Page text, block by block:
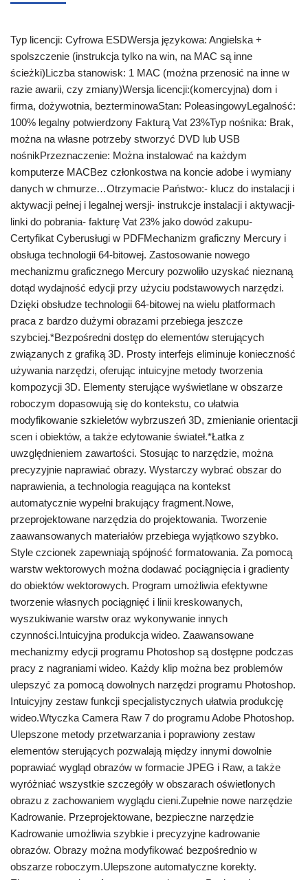
Typ licencji: Cyfrowa ESDWersja językowa: Angielska +
spolszczenie (instrukcja tylko na win, na MAC są inne
ścieżki)Liczba stanowisk: 1 MAC (można przenosić na inne w
razie awarii, czy zmiany)Wersja licencji:(komercyjna) dom i
firma, dożywotnia, bezterminowaStan: PoleasingowyLegalność:
100% legalny potwierdzony Fakturą Vat 23%Typ nośnika: Brak,
można na własne potrzeby stworzyć DVD lub USB
nośnikPrzeznaczenie: Można instalować na każdym
komputerze MACBez członkostwa na koncie adobe i wymiany
danych w chmurze…Otrzymacie Państwo:- klucz do instalacji i
aktywacji pełnej i legalnej wersji- instrukcje instalacji i aktywacji-
linki do pobrania- fakturę Vat 23% jako dowód zakupu-
Certyfikat Cyberusługi w PDFMechanizm graficzny Mercury i
obsługa technologii 64-bitowej. Zastosowanie nowego
mechanizmu graficznego Mercury pozwoliło uzyskać nieznaną
dotąd wydajność edycji przy użyciu podstawowych narzędzi.
Dzięki obsłudze technologii 64-bitowej na wielu platformach
praca z bardzo dużymi obrazami przebiega jeszcze
szybciej.*Bezpośredni dostęp do elementów sterujących
związanych z grafiką 3D. Prosty interfejs eliminuje konieczność
używania narzędzi, oferując intuicyjne metody tworzenia
kompozycji 3D. Elementy sterujące wyświetlane w obszarze
roboczym dopasowują się do kontekstu, co ułatwia
modyfikowanie szkieletów wybrzuszeń 3D, zmienianie orientacji
scen i obiektów, a także edytowanie świateł.*Łatka z
uwzględnieniem zawartości. Stosując to narzędzie, można
precyzyjnie naprawiać obrazy. Wystarczy wybrać obszar do
naprawienia, a technologia reagująca na kontekst
automatycznie wypełni brakujący fragment.Nowe,
przeprojektowane narzędzia do projektowania. Tworzenie
zaawansowanych materiałów przebiega wyjątkowo szybko.
Style czcionek zapewniają spójność formatowania. Za pomocą
warstw wektorowych można dodawać pociągnięcia i gradienty
do obiektów wektorowych. Program umożliwia efektywne
tworzenie własnych pociągnięć i linii kreskowanych,
wyszukiwanie warstw oraz wykonywanie innych
czynności.Intuicyjna produkcja wideo. Zaawansowane
mechanizmy edycji programu Photoshop są dostępne podczas
pracy z nagraniami wideo. Każdy klip można bez problemów
ulepszyć za pomocą dowolnych narzędzi programu Photoshop.
Intuicyjny zestaw funkcji specjalistycznych ułatwia produkcję
wideo.Wtyczka Camera Raw 7 do programu Adobe Photoshop.
Ulepszone metody przetwarzania i poprawiony zestaw
elementów sterujących pozwalają między innymi dowolnie
poprawiać wygląd obrazów w formacie JPEG i Raw, a także
wyróżniać wszystkie szczegóły w obszarach oświetlonych
obrazu z zachowaniem wyglądu cieni.Zupełnie nowe narzędzie
Kadrowanie. Przeprojektowane, bezpieczne narzędzie
Kadrowanie umożliwia szybkie i precyzyjne kadrowanie
obrazów. Obrazy można modyfikować bezpośrednio w
obszarze roboczym.Ulepszone automatyczne korekty.